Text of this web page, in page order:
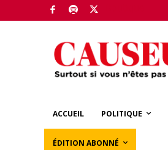
ACCUEIL POLITIQUE
ÉDITION ABONNÉ